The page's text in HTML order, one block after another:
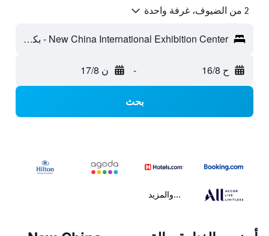
2 من الضيوف، غرفة واحدة
New China International Exhibition Center - بكين، مقاطعة بكين، الصين
ح 16/8 - ن 17/8
بحث
...والمزيد